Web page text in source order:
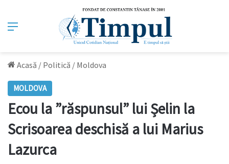
Meniu
Acasă / Politică / Moldova
MOLDOVA
Ecou la ”răspunsul” lui Șelin la
Scrisoarea deschisă a lui Marius
Lazurca